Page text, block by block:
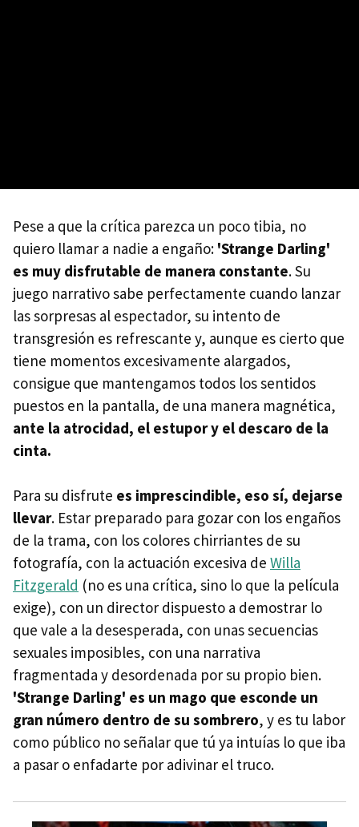
Pese a que la crítica parezca un poco tibia, no
quiero llamar a nadie a engaño: 'Strange Darling'
es muy disfrutable de manera constante. Su
juego narrativo sabe perfectamente cuando lanzar
las sorpresas al espectador, su intento de
transgresión es refrescante y, aunque es cierto que
tiene momentos excesivamente alargados,
consigue que mantengamos todos los sentidos
puestos en la pantalla, de una manera magnética,
ante la atrocidad, el estupor y el descaro de la
cinta.
Para su disfrute es imprescindible, eso sí, dejarse
llevar. Estar preparado para gozar con los engaños
de la trama, con los colores chirriantes de su
fotografía, con la actuación excesiva de Willa
Fitzgerald (no es una crítica, sino lo que la película
exige), con un director dispuesto a demostrar lo
que vale a la desesperada, con unas secuencias
sexuales imposibles, con una narrativa
fragmentada y desordenada por su propio bien.
'Strange Darling' es un mago que esconde un
gran número dentro de su sombrero, y es tu labor
como público no señalar que tú ya intuías lo que iba
a pasar o enfadarte por adivinar el truco.